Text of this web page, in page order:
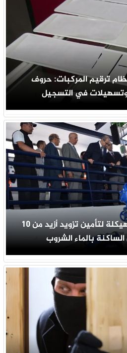
ترقيم المركبات: حروف
وتسهيلات في التسجيل
آيت عميرة: مشاريع مهيكلة لتأمين تزويد أزيد من 10
بالماء الشروب